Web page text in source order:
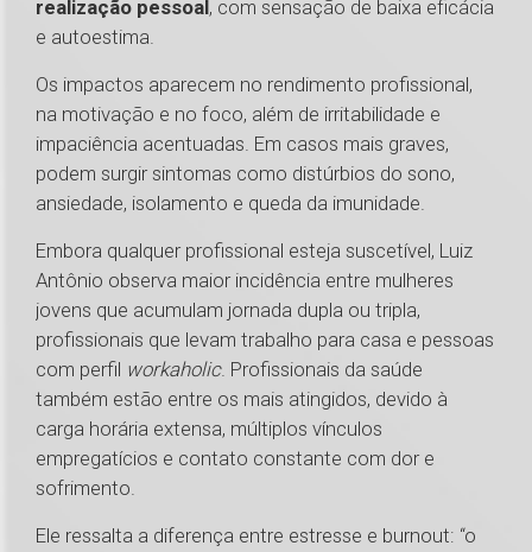
realização pessoal, com sensação de baixa eficácia
e autoestima.
Os impactos aparecem no rendimento profissional,
na motivação e no foco, além de irritabilidade e
impaciência acentuadas. Em casos mais graves,
podem surgir sintomas como distúrbios do sono,
ansiedade, isolamento e queda da imunidade.
Embora qualquer profissional esteja suscetível, Luiz
Antônio observa maior incidência entre mulheres
jovens que acumulam jornada dupla ou tripla,
profissionais que levam trabalho para casa e pessoas
com perfil workaholic. Profissionais da saúde
também estão entre os mais atingidos, devido à
carga horária extensa, múltiplos vínculos
empregatícios e contato constante com dor e
sofrimento.
Ele ressalta a diferença entre estresse e burnout: “o